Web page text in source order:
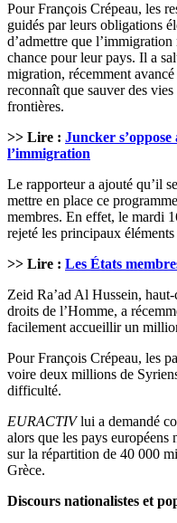
Pour François Crépeau, les
guidés par leurs obligations
d’admettre que l’immigration
chance pour leur pays. Il a
migration, récemment
reconnaît que sauver des
frontières.
>> Lire : Juncker
l’immigration
Le rapporteur a ajouté qu’il
mettre en place ce
membres. En effet, le mardi
rejeté les principaux
>> Lire : Les États
Zeid Ra’ad Al Hussein,
droits de l’Homme, a
facilement accueillir un
Pour François Crépeau, les
voire deux millions de
difficulté.
EURACTIVlui a demandé
alors que les pays européens
sur la répartition de 40 000
Grèce.
Discours nationalistes et